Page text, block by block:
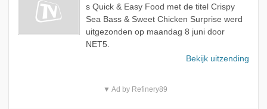
s Quick & Easy Food met de titel Crispy
Sea Bass & Sweet Chicken Surprise werd
uitgezonden op maandag 8 juni door
NET5.
Bekijk uitzending
▼ Ad by Refinery89